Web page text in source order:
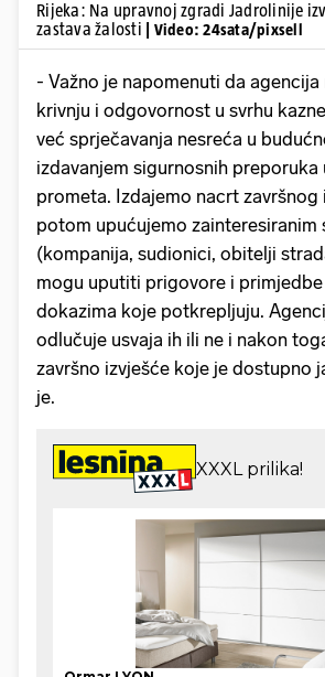
Rijeka: Na upravnoj zgradi Jadrolinije
zastava žalosti
| Video: 24sata/pixsell
- Važno je napomenuti da
krivnju i odgovornost u svrhu
već sprječavanja nesreća u
izdavanjem sigurnosnih preporuka
prometa. Izdajemo nacrt završnog
potom upućujemo zainteresiranim
(kompanija, sudionici, obitelji
mogu uputiti prigovore i
dokazima koje potkrepljuju.
odlučuje usvaja ih ili ne i nakon
završno izvješće koje je dostupno
je.